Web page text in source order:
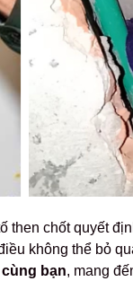
then chốt quyết
không thể bỏ
bạn, mang